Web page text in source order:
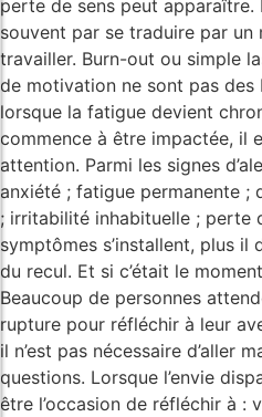
perte de sens peut
souvent par se traduire par un
travailler. Burn-out ou simple
de motivation ne sont pas des
lorsque la fatigue devient
commence à être impactée, il
attention. Parmi les signes
anxiété ; fatigue permanente
; irritabilité inhabituelle ; perte
symptômes s’installent, plus
du recul. Et si c’était le
Beaucoup de personnes
rupture pour réfléchir à leur
il n’est pas nécessaire d’aller
questions. Lorsque l’envie
être l’occasion de réfléchir à :